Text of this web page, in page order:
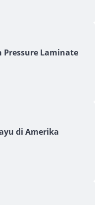
Pressure Laminate
di Amerika